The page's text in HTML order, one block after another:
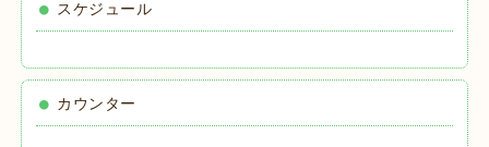
スケジュール
カウンター